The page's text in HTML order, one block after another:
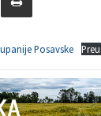
Posavske